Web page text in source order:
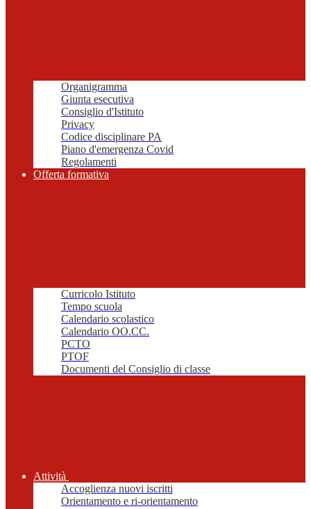
Organigramma
Giunta esecutiva
Consiglio d'Istituto
Privacy
Codice disciplinare PA
Piano d'emergenza Covid
Regolamenti
Offerta formativa
Curricolo Istituto
Tempo scuola
Calendario scolastico
Calendario OO.CC.
PCTO
PTOF
Documenti del Consiglio di classe
Attività
Accoglienza nuovi iscritti
Orientamento e ri-orientamento